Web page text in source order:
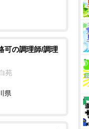
可の調理師/調理
苑
県